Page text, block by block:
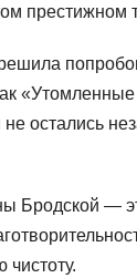
престижном
остались
Бродской —
чистоту.